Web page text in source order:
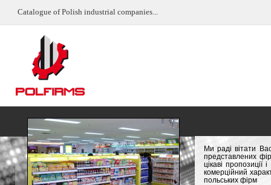
Catalogue of Polish industrial companies...
Ми раді вітати
представлених
цікаві
комерційний
польських фірм